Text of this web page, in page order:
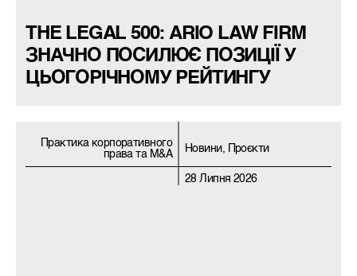
THE LEGAL 500: ARIO LAW FIRM
ЗНАЧНО ПОСИЛЮЄ ПОЗИЦІЇ У
ЦЬОГОРІЧНОМУ РЕЙТИНГУ
Практика корпоративного
права та M&A
Новини, Проєкти
28 Липня 2026